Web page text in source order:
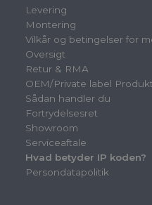
Levering
Montering
Vilkår og betingelser for
Oversigt
Retur & RMA
OEM/Private label
Sådan handler du
Fortrydelsesret
Showroom
Serviceaftale
Hvad betyder IP koden?
Persondatapolitik